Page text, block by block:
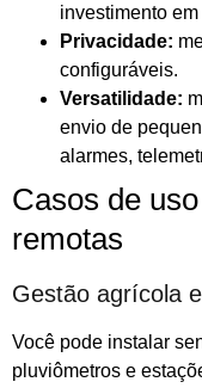
investimento
Privacidade:
configuráveis.
Versatilidade:
envio de
alarmes,
Casos de
remotas
Gestão agrícola
Você pode instalar
pluviômetros e